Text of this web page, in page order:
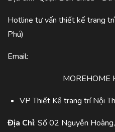
Hotline tư vấn thiết kế trang
Phú)
Email:
MOREHOME
VP Thiết Kế trang trí Nội
Địa Chỉ: Số 02 Nguyễn